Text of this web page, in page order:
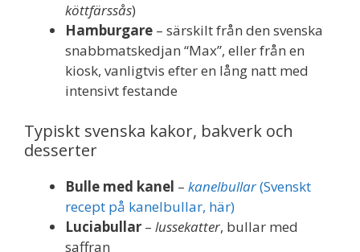
köttfärssås)
Hamburgare – särskilt från den svenska
snabbmatskedjan “Max”, eller från en
kiosk, vanligtvis efter en lång natt med
intensivt festande
Typiskt svenska kakor, bakverk och
desserter
Bulle med kanel – kanelbullar(Svenskt
recept på kanelbullar, här)
Luciabullar – lussekatter, bullar med
saffran